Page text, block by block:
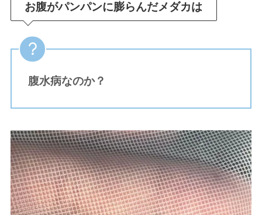
お腹がパンパンに膨らんだメダカは
腹水病なのか？